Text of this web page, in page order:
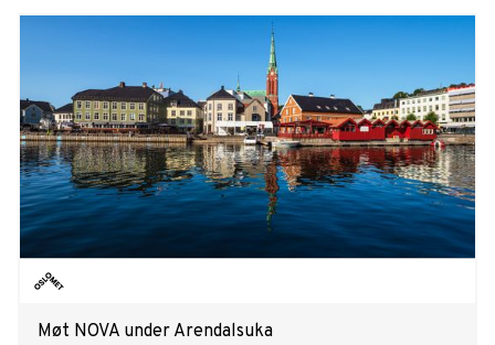
Møt NOVA under Arendalsuka